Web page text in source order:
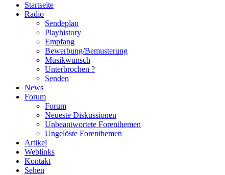
Startseite
Radio
Sendeplan
Playhistory
Empfang
Bewerbung/Bemusterung
Musikwunsch
Unterbrochen ?
Senden
News
Forum
Forum
Neueste Diskussionen
Unbeantwortete Forenthemen
Ungelöste Forenthemen
Artikel
Weblinks
Kontakt
Sehen